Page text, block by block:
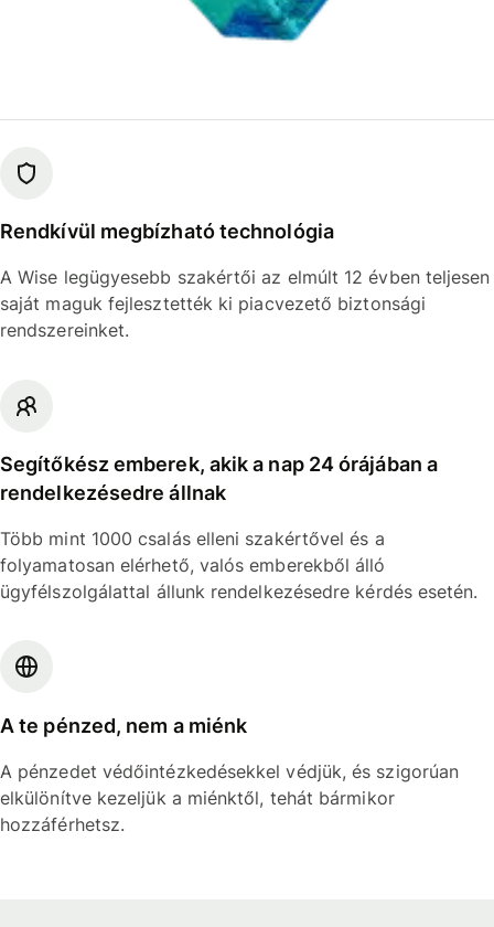
Rendkívül megbízható technológia
A Wise legügyesebb szakértői az elmúlt 12 évben teljesen
saját maguk fejlesztették ki piacvezető biztonsági
rendszereinket.
Segítőkész emberek, akik a nap 24 órájában a
rendelkezésedre állnak
Több mint 1000 csalás elleni szakértővel és a
folyamatosan elérhető, valós emberekből álló
ügyfélszolgálattal állunk rendelkezésedre kérdés esetén.
A te pénzed, nem a miénk
A pénzedet védőintézkedésekkel védjük, és szigorúan
elkülönítve kezeljük a miénktől, tehát bármikor
hozzáférhetsz.